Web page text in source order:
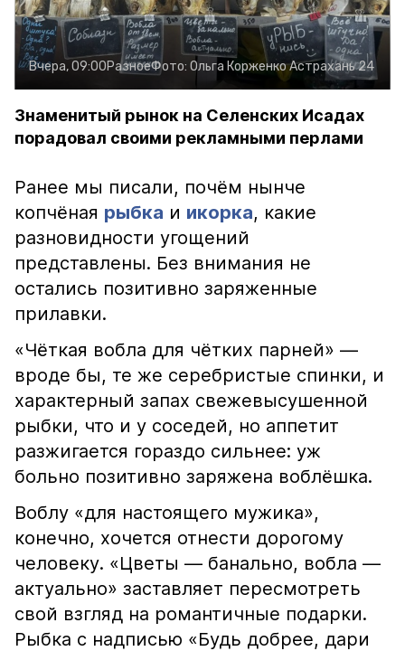
Вчера, 09:00РазноеФото: Ольга КорженкоАстрахань 24
Знаменитый рынок на Селенских Исадах
порадовал своими рекламными перлами
Ранее мы писали, почём нынче
копчёная рыбка и икорка, какие
разновидности угощений
представлены. Без внимания не
остались позитивно заряженные
прилавки.
«Чёткая вобла для чётких парней» —
вроде бы, те же серебристые спинки, и
характерный запах свежевысушенной
рыбки, что и у соседей, но аппетит
разжигается гораздо сильнее: уж
больно позитивно заряжена воблёшка.
Воблу «для настоящего мужика»,
конечно, хочется отнести дорогому
человеку. «Цветы — банально, вобла —
актуально» заставляет пересмотреть
свой взгляд на романтичные подарки.
Рыбка с надписью «Будь добрее, дари